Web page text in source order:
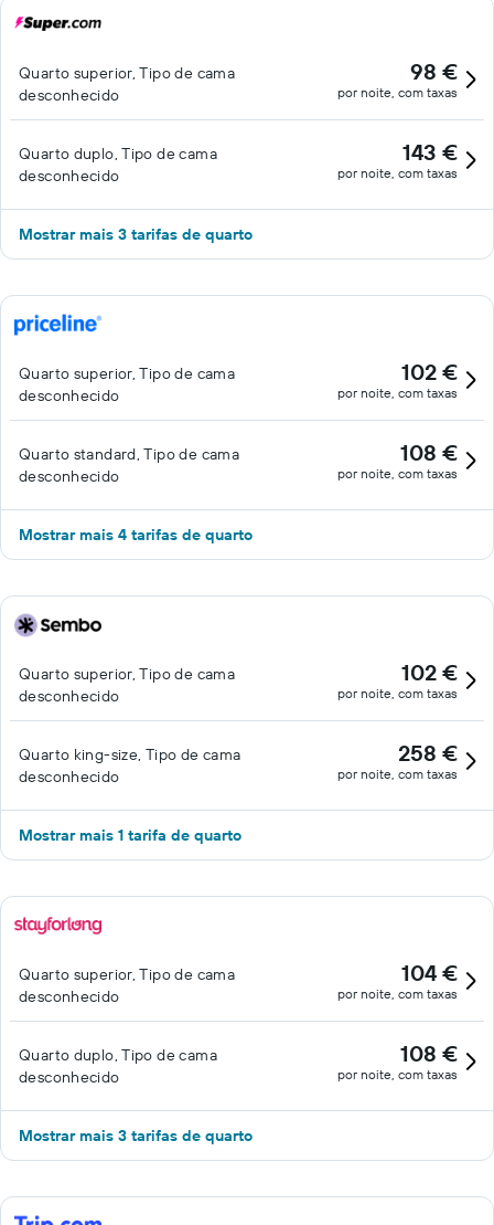
Quarto superior, Tipo de cama
desconhecido
98 €
por noite, com taxas
Quarto duplo, Tipo de cama
desconhecido
143 €
por noite, com taxas
Mostrar mais 3 tarifas de quarto
Quarto superior, Tipo de cama
desconhecido
102 €
por noite, com taxas
Quarto standard, Tipo de cama
desconhecido
108 €
por noite, com taxas
Mostrar mais 4 tarifas de quarto
Quarto superior, Tipo de cama
desconhecido
102 €
por noite, com taxas
Quarto king-size, Tipo de cama
desconhecido
258 €
por noite, com taxas
Mostrar mais 1 tarifa de quarto
Quarto superior, Tipo de cama
desconhecido
104 €
por noite, com taxas
Quarto duplo, Tipo de cama
desconhecido
108 €
por noite, com taxas
Mostrar mais 3 tarifas de quarto